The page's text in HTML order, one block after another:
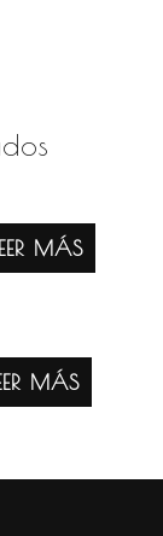
MÁS
MÁS